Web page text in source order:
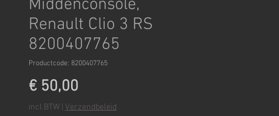
Middenconsole,
Renault Clio 3 RS
8200407765
Productcode: 8200407765
€ 50,00
incl.BTW Verzendbeleid